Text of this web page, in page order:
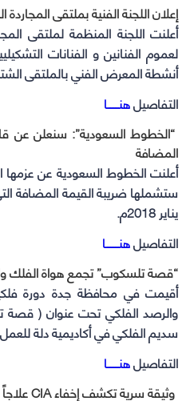
إعلان اللجنة الفنية بملتقى
أعلنت اللجنة المنظمة لملتقى
لعموم الفنانين و الفنانات
أنشطة المعرض الفني بالملتقى
التفاصيلهنـــــــا
“الخطوط السعودية”: سنعلن عن
المضافة
أعلنت الخطوط السعودية عن عزمها
ستشملها ضريبة القيمة المضافة
يناير 2018م.
التفاصيلهنــــــــا
“قصة تلسكوب” تجمع هواة الفلك
أقيمت في محافظة جدة دورة
والرصد الفلكي تحت عنوان ( قصة
سديم الفلكي في أكاديمية دلة
التفاصيلهنـــــــا
وثيقة سرية تكشف إخفاء CIA علاجاً خارقاً للسرطان منذ 35 عاماً